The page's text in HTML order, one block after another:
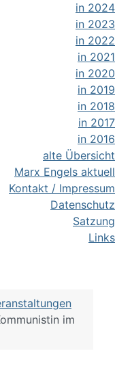
in 2024
in 2023
in 2022
in 2021
in 2020
in 2019
in 2018
in 2017
in 2016
alte Übersicht
Marx Engels aktuell
Kontakt / Impressum
Datenschutz
Satzung
Links
im